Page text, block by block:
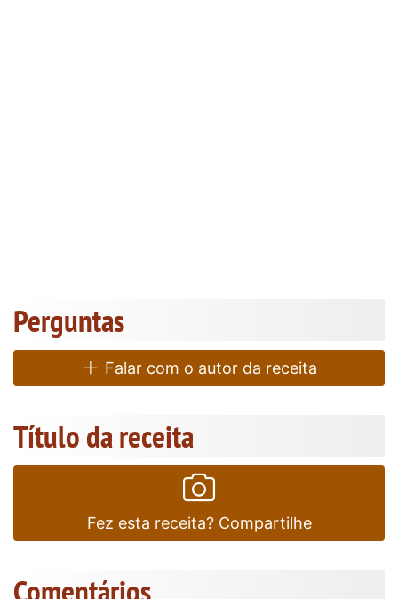
Perguntas
Falar com o autor da receita
Título da receita
Fez esta receita? Compartilhe